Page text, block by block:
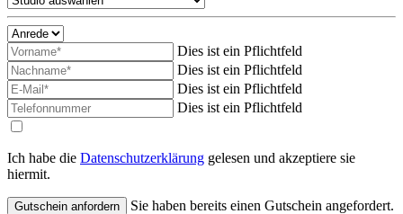
Dies ist ein Pflichtfeld
Dies ist ein Pflichtfeld
Dies ist ein Pflichtfeld
Dies ist ein Pflichtfeld
Ich habe die Datenschutzerklärung gelesen und akzeptiere sie
hiermit.
Sie haben bereits einen Gutschein angefordert.